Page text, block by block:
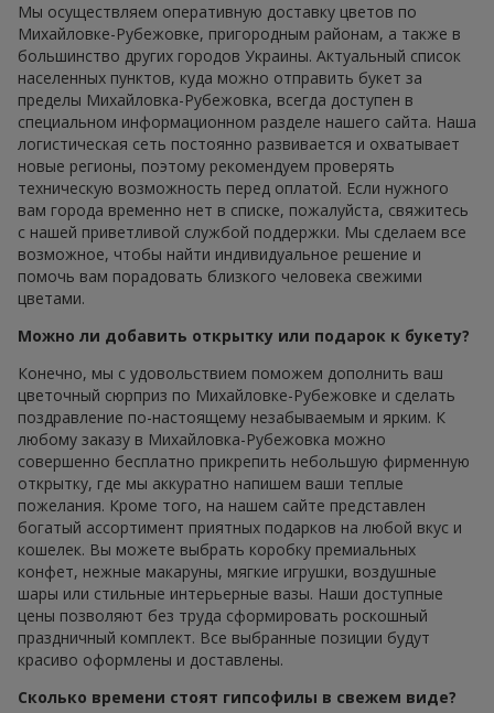
Мы осуществляем оперативную доставку цветов по
Михайловке-Рубежовке, пригородным районам, а также в
большинство других городов Украины. Актуальный список
населенных пунктов, куда можно отправить букет за
пределы Михайловка-Рубежовка, всегда доступен в
специальном информационном разделе нашего сайта. Наша
логистическая сеть постоянно развивается и охватывает
новые регионы, поэтому рекомендуем проверять
техническую возможность перед оплатой. Если нужного
вам города временно нет в списке, пожалуйста, свяжитесь
с нашей приветливой службой поддержки. Мы сделаем все
возможное, чтобы найти индивидуальное решение и
помочь вам порадовать близкого человека свежими
цветами.
Можно ли добавить открытку или подарок к букету?
Конечно, мы с удовольствием поможем дополнить ваш
цветочный сюрприз по Михайловке-Рубежовке и сделать
поздравление по-настоящему незабываемым и ярким. К
любому заказу в Михайловка-Рубежовка можно
совершенно бесплатно прикрепить небольшую фирменную
открытку, где мы аккуратно напишем ваши теплые
пожелания. Кроме того, на нашем сайте представлен
богатый ассортимент приятных подарков на любой вкус и
кошелек. Вы можете выбрать коробку премиальных
конфет, нежные макаруны, мягкие игрушки, воздушные
шары или стильные интерьерные вазы. Наши доступные
цены позволяют без труда сформировать роскошный
праздничный комплект. Все выбранные позиции будут
красиво оформлены и доставлены.
Сколько времени стоят гипсофилы в свежем виде?